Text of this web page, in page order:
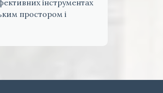
інструментах
простором і